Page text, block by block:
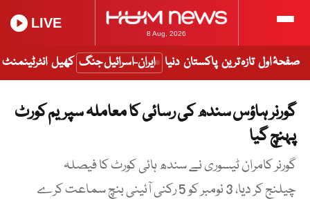
8 Aug, 2026
LIVE
صفحۂ اول تازہ ترین پاکستان دنیا ایران-اسرائیل جنگ کھیل انٹرٹینمنٹ
گورنر ہاؤس سندھ کی رسائی کا معاملہ سپریم کورٹ
پہنچ گیا
گورنر کامران ٹیسوری نے سندھ ہائی کورٹ کا فیصلہ
چیلنج کر دیا، 3 نومبر کو 5 رکنی آئینی بنچ سماعت کرے